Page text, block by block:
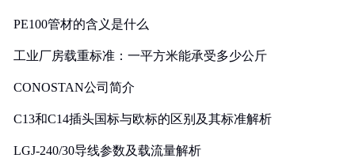
PE100管材的含义是什么
工业厂房载重标准：一平方米能承受多少公斤
CONOSTAN公司简介
C13和C14插头国标与欧标的区别及其标准解析
LGJ-240/30导线参数及载流量解析